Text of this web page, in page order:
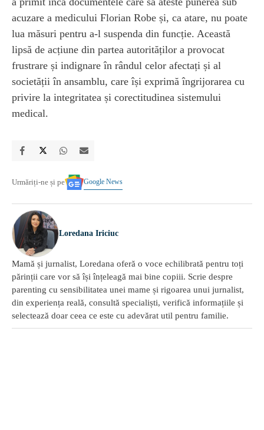
acuzare a medicului Florian Robe și, ca atare, nu poate
lua măsuri pentru a-l suspenda din funcție. Această
lipsă de acțiune din partea autorităților a provocat
frustrare și indignare în rândul celor afectați și al
societății în ansamblu, care își exprimă îngrijorarea cu
privire la integritatea și corectitudinea sistemului
medical.
Urmăriți-ne și pe Google News
Loredana Iriciuc
Mamă și jurnalist, Loredana oferă o voce echilibrată pentru toți
părinții care vor să își înțeleagă mai bine copiii. Scrie despre
parenting cu sensibilitatea unei mame și rigoarea unui jurnalist,
din experiența reală, consultă specialiști, verifică informațiile și
selectează doar ceea ce este cu adevărat util pentru familie.